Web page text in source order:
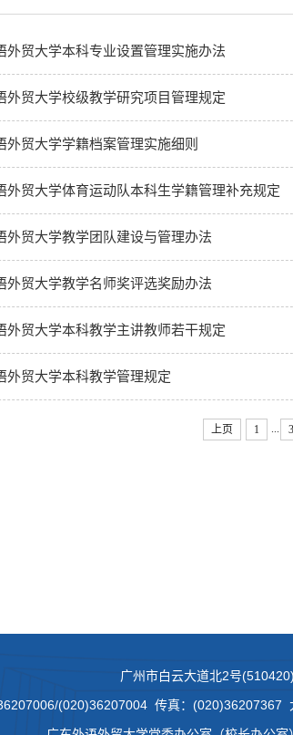
外贸大学本科专业设置管理实施办法
外贸大学校级教学研究项目管理规定
外贸大学学籍档案管理实施细则
外贸大学体育运动队本科生学籍管理补充规定
外贸大学教学团队建设与管理办法
外贸大学教学名师奖评选奖励办法
外贸大学本科教学主讲教师若干规定
外贸大学本科教学管理规定
上页 1 3
广州市白云大道北2号(510420)
(020)36207004 传真：